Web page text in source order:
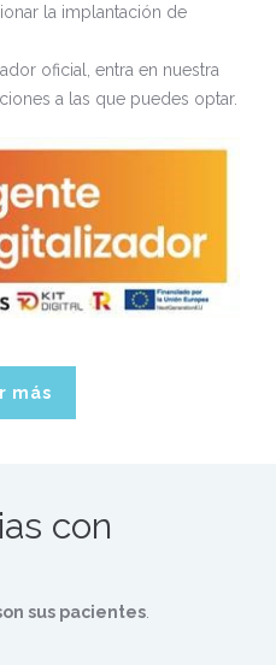
la implantación de
oficial, entra en nuestra
a las que puedes optar.
más
con
sus pacientes